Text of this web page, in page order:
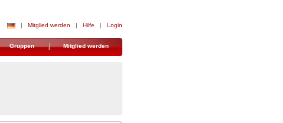
| Mitglied werden | Hilfe | Login
Gruppen Mitglied werden